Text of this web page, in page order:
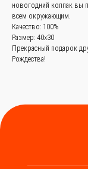
новогодний колпак вы
всем окружающим.
Качество: 100%
Размер: 40х30
Прекрасный подарок
Рождества!
Заказать
86 (136)
85-37
+